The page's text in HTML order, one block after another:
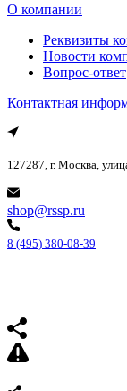
О компании
Реквизиты
Новости
Вопрос-ответ
Контактная
127287, г. Москва,
shop@rssp.ru
8 (495) 380-08-39